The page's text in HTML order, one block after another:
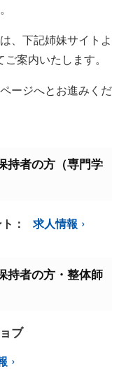
、下記姉妹サイトよ
案内いたします。
ージへとお進みくだ
持者の方（専門学
： 求人情報
持者の方・整体師
ブ